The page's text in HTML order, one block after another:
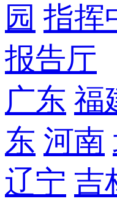
园 指挥
报告厅
广东 福
东 河南
辽宁 吉